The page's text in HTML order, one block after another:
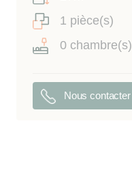
1 pièce(s)
0 chambre(s)
Nous contacter